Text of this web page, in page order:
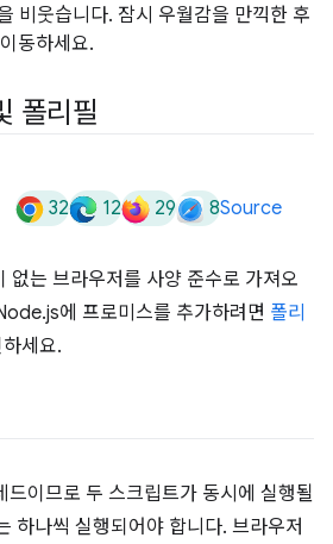
비웃습니다. 잠시 우월감을 만끽한 후
동하세요.
폴리필
32 12 29 8Source
없는 브라우저를 사양 준수로 가져오
에 프로미스를 추가하려면 폴리
세요.
이므로 두 스크립트가 동시에 실행될
하나씩 실행되어야 합니다. 브라우저